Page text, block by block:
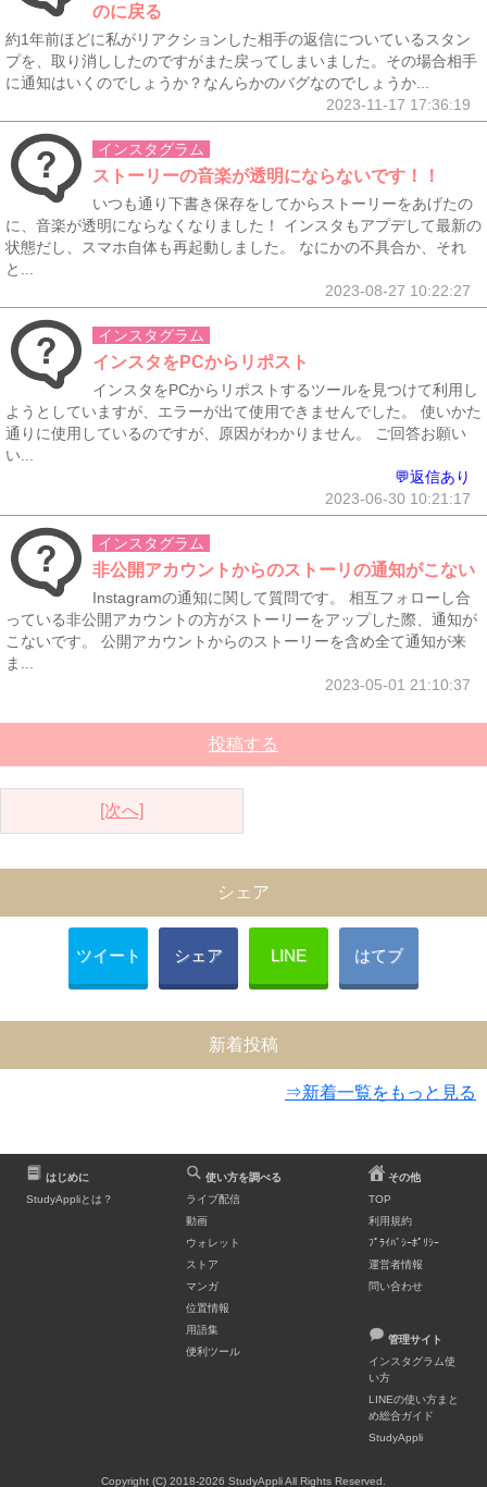
のに戻る
約1年前ほどに私がリアクションした相手の返信についているスタン
プを、取り消ししたのですがまた戻ってしまいました。その場合相手
に通知はいくのでしょうか？なんらかのバグなのでしょうか...
2023-11-17 17:36:19
インスタグラム
ストーリーの音楽が透明にならないです！！
いつも通り下書き保存をしてからストーリーをあげたの
に、音楽が透明にならなくなりました！ インスタもアプデして最新の
状態だし、スマホ自体も再起動しました。 なにかの不具合か、それ
と...
2023-08-27 10:22:27
インスタグラム
インスタをPCからリポスト
インスタをPCからリポストするツールを見つけて利用し
ようとしていますが、エラーが出て使用できませんでした。 使いかた
通りに使用しているのですが、原因がわかりません。 ご回答お願い
い...
💬返信あり
2023-06-30 10:21:17
インスタグラム
非公開アカウントからのストーリの通知がこない
Instagramの通知に関して質問です。 相互フォローし合
っている非公開アカウントの方がストーリーをアップした際、通知が
こないです。 公開アカウントからのストーリーを含め全て通知が来
ま...
2023-05-01 21:10:37
投稿する
[次へ]
シェア
ツイート シェア LINE はてブ
新着投稿
⇒新着一覧をもっと見る
はじめに
StudyAppliとは？
使い方を調べる
ライブ配信
動画
ウォレット
ストア
マンガ
位置情報
用語集
便利ツール
その他
TOP
利用規約
ﾌﾟﾗｲﾊﾞｼｰﾎﾟﾘｼｰ
運営者情報
問い合わせ
管理サイト
インスタグラム使
い方
LINEの使い方まと
め総合ガイド
StudyAppli
Copyright (C) 2018-2026 StudyAppli All Rights Reserved.